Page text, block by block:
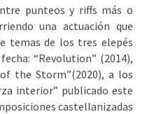
punteos y riffs más o
una actuación que
temas de los tres elepés
“Revolution” (2014),
of the Storm”(2020), a los
interior” publicado este
castellanizadas